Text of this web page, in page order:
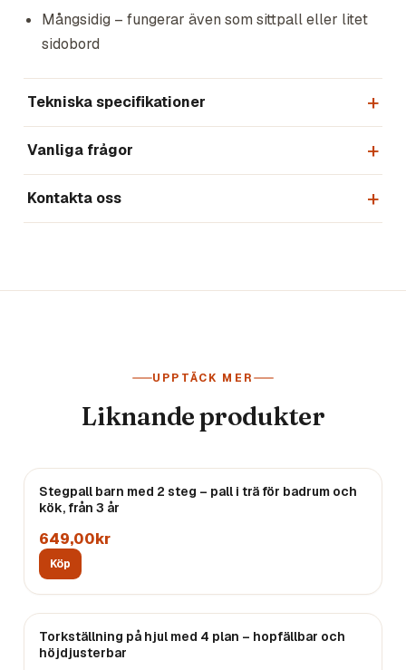
Mångsidig – fungerar även som sittpall eller litet
sidobord
Tekniska specifikationer
Vanliga frågor
Kontakta oss
UPPTÄCK MER
Liknande produkter
Stegpall barn med 2 steg – pall i trä för badrum och
kök, från 3 år
649,00kr
Köp
Torkställning på hjul med 4 plan – hopfällbar och
höjdjusterbar